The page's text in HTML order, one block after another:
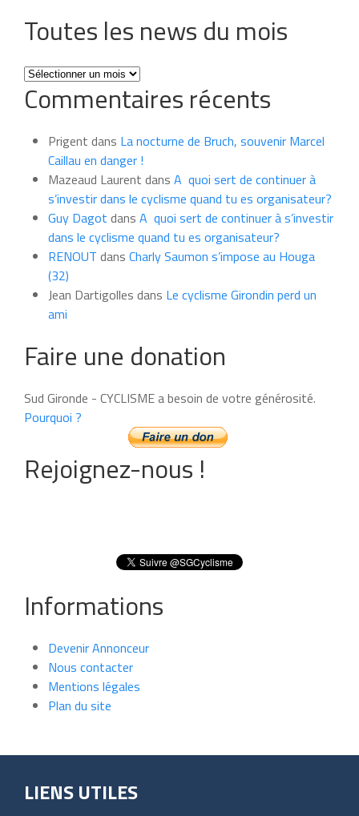
Toutes les news du mois
Toutes
les
news
mois
Commentaires récents
Prigent dans La nocturne de Bruch, souvenir Marcel
Caillau en danger !
Mazeaud Laurent dans A quoi sert de continuer à
s’investir dans le cyclisme quand tu es organisateur?
Guy Dagot dans A quoi sert de continuer à s’investir
dans le cyclisme quand tu es organisateur?
RENOUT dans Charly Saumon s’impose au Houga
(32)
Jean Dartigolles dans Le cyclisme Girondin perd un
ami
Faire une donation
Sud Gironde - CYCLISME a besoin de votre générosité.
Pourquoi ?
Rejoignez-nous !
Informations
Devenir Annonceur
Nous contacter
Mentions légales
Plan du site
LIENS UTILES